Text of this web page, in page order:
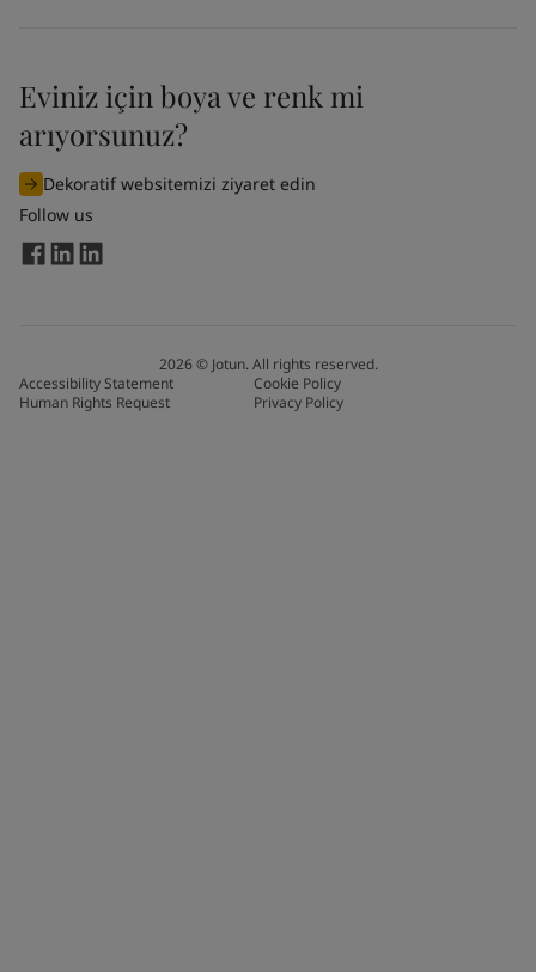
Eviniz için boya ve renk mi
arıyorsunuz?
Dekoratif websitemizi ziyaret edin
Follow us
2026© Jotun. All rights reserved.
Accessibility Statement
Cookie Policy
Human Rights Request
Privacy Policy